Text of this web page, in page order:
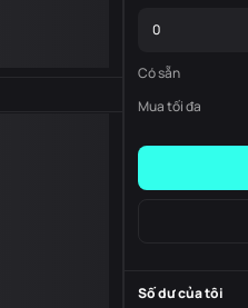
Có sẵn
Mua tối đa
Số dư của tôi